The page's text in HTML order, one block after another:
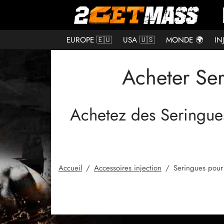
EUROPE 🇪🇺 USA 🇺🇸 MONDE 🌍
Acheter
Achetez des
Accueil / Accessoires injection / Seringues